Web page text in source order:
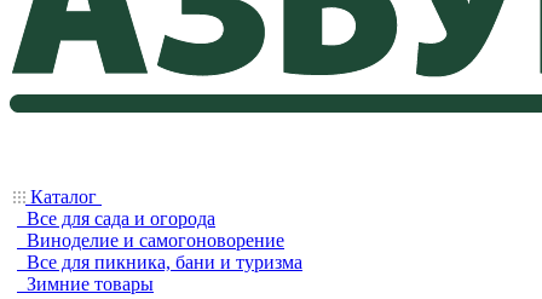
Каталог
Все для сада и огорода
Виноделие и самогоноворение
Все для пикника, бани и туризма
Зимние товары